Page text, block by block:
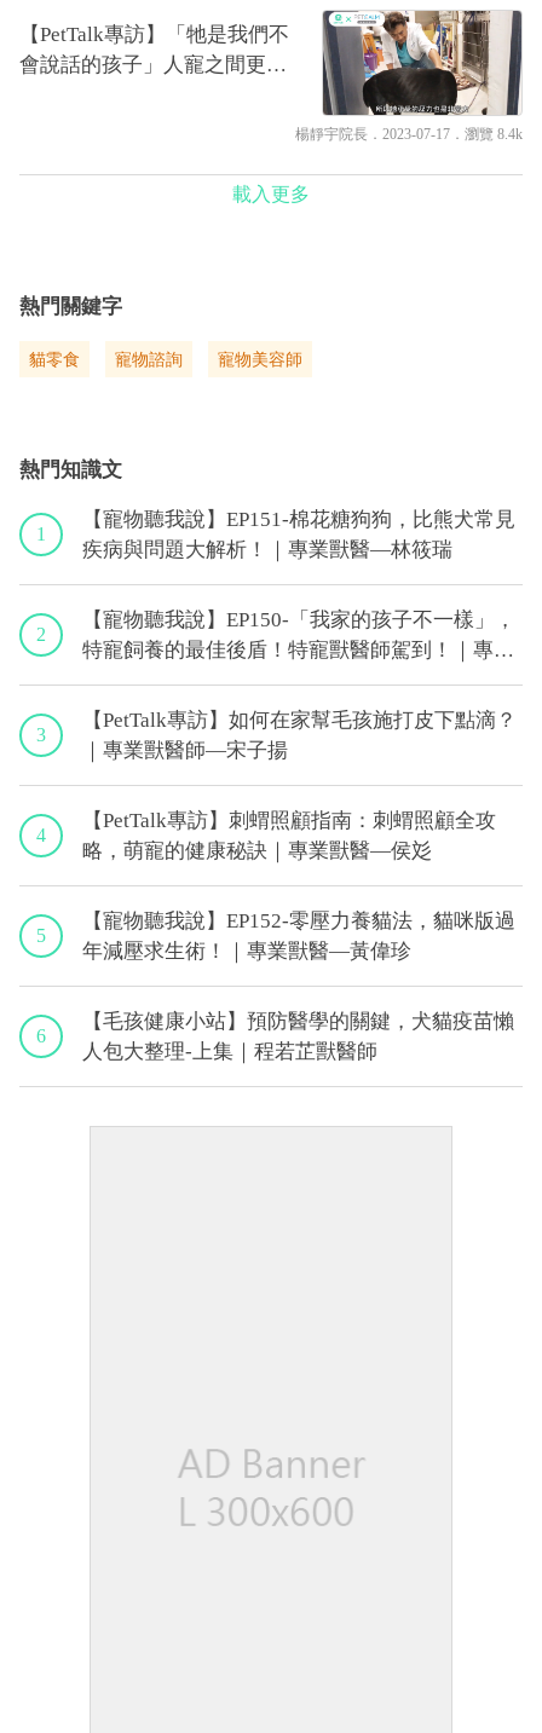
【PetTalk專訪】「牠是我們不
會說話的孩子」人寵之間更需
楊靜宇院長 ．2023-07-17． 瀏覽 8.4k
載入更多
熱門關鍵字
貓零食 寵物諮詢 寵物美容師
熱門知識文
1
【寵物聽我說】EP151-棉花糖狗狗，比熊犬常見
疾病與問題大解析！｜專業獸醫—林筱瑞
2
【寵物聽我說】EP150-「我家的孩子不一樣」，
特寵飼養的最佳後盾！特寵獸醫師駕到！｜專業
獸醫—侯彣
3
【PetTalk專訪】如何在家幫毛孩施打皮下點滴？
｜專業獸醫師—宋子揚
4
【PetTalk專訪】刺蝟照顧指南：刺蝟照顧全攻
略，萌寵的健康秘訣｜專業獸醫—侯彣
5
【寵物聽我說】EP152-零壓力養貓法，貓咪版過
年減壓求生術！｜專業獸醫—黃偉珍
6
【毛孩健康小站】預防醫學的關鍵，犬貓疫苗懶
人包大整理-上集｜程若芷獸醫師